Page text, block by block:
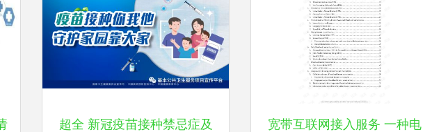
超全 新冠疫苗接种禁忌症及 宽带互联网接入服务 一种电